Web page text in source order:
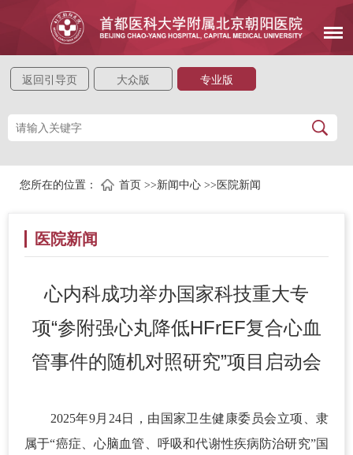
返回引导页 大众版 专业版
您所在的位置： 首页 >>新闻中心 >> 医院新闻
医院新闻
心内科成功举办国家科技重大专
项“参附强心丸降低HFrEF复合心血
管事件的随机对照研究”项目启动会
2025年9月24日，由国家卫生健康委员会立项、隶
属于“癌症、心脑血管、呼吸和代谢性疾病防治研究”国